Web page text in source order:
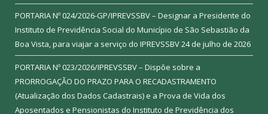
PORTARIA Nº 024/2026-GP/IPREVSSBV – Designar a Presidente do
Instituto de Previdência Social do Município de São Sebastião da
Boa Vista, para viajar a serviço do IPREVSSBV24 de julho de 2026
PORTARIA Nº 023/2026/IPREVSSBV – Dispõe sobre a
PRORROGAÇÃO DO PRAZO PARA O RECADASTRAMENTO
(Atualização dos Dados Cadastrais) e a Prova de Vida dos
Aposentados e Pensionistas do Instituto de Previdência dos